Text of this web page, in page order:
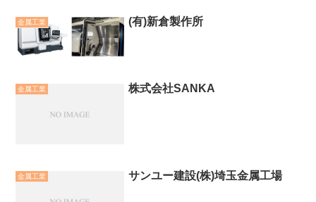
金属工業 (有)新倉製作所
金属工業 株式会社SANKA
金属工業 サンユー建設(株)埼玉金属工場